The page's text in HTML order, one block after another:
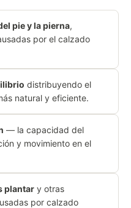
pie y la pierna,
por el calzado
distribuyendo el
natural y eficiente.
— la capacidad del
y movimiento en el
plantar y otras
por calzado